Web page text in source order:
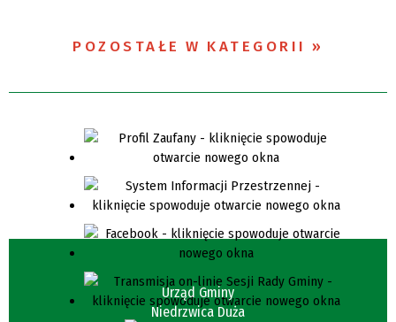
POZOSTAŁE W KATEGORII
Urząd Gminy
Niedrzwica Duża